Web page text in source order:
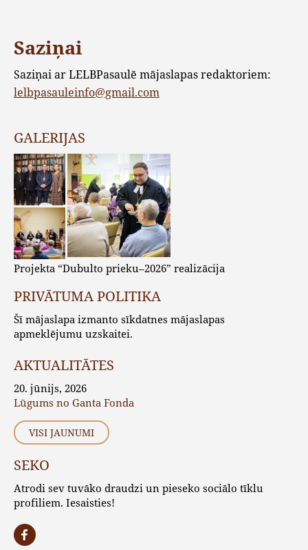
Saziņai
Saziņai ar LELBPasaulē mājaslapas redaktoriem:
lelbpasauleinfo@gmail.com
GALERIJAS
Projekta “Dubulto prieku–2026” realizācija
PRIVĀTUMA POLITIKA
Šī mājaslapa izmanto sīkdatnes mājaslapas
apmeklējumu uzskaitei.
AKTUALITĀTES
20. jūnijs, 2026
Lūgums no Ganta Fonda
VISI JAUNUMI
SEKO
Atrodi sev tuvāko draudzi un pieseko sociālo tīklu
profiliem. Iesaisties!